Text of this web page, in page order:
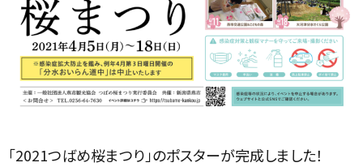
「2021つばめ桜まつり」のポスターが完成しました！